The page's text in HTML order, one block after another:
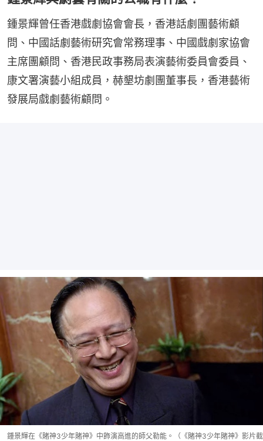
鍾景輝曾任香港戲劇協會會長，香港話劇團藝術顧
問、中國話劇藝術研究會常務理事、中國戲劇家協會
主席團顧問、香港民政事務局表演藝術委員會委員、
康文署演藝小組成員，赫墾坊劇團董事長，香港藝術
發展局戲劇藝術顧問。
鍾景輝在《賭神3少年賭神》中飾演高進的師父勒能。（《賭神3少年賭神》影片截